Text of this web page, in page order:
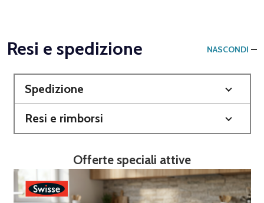
Resi e spedizione NASCONDI
Spedizione
Resi e rimborsi
Offerte speciali attive